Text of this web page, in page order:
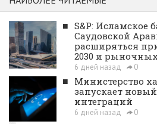
■ S&P: Исламское
Саудовской
расширяться
2030 и
6 дней назад 0
■ Министерство
запускает
интеграций
6 дней назад 0